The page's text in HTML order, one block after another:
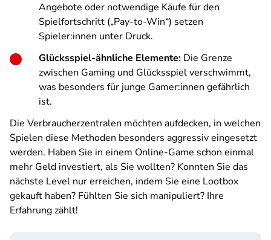
Angebote oder notwendige Käufe für den
Spielfortschritt („Pay-to-Win“) setzen
Spieler:innen unter Druck.
Glücksspiel-ähnliche Elemente: Die Grenze
zwischen Gaming und Glücksspiel verschwimmt,
was besonders für junge Gamer:innen gefährlich
ist.
Die Verbraucherzentralen möchten aufdecken, in welchen
Spielen diese Methoden besonders aggressiv eingesetzt
werden. Haben Sie in einem Online-Game schon einmal
mehr Geld investiert, als Sie wollten? Konnten Sie das
nächste Level nur erreichen, indem Sie eine Lootbox
gekauft haben? Fühlten Sie sich manipuliert? Ihre
Erfahrung zählt!